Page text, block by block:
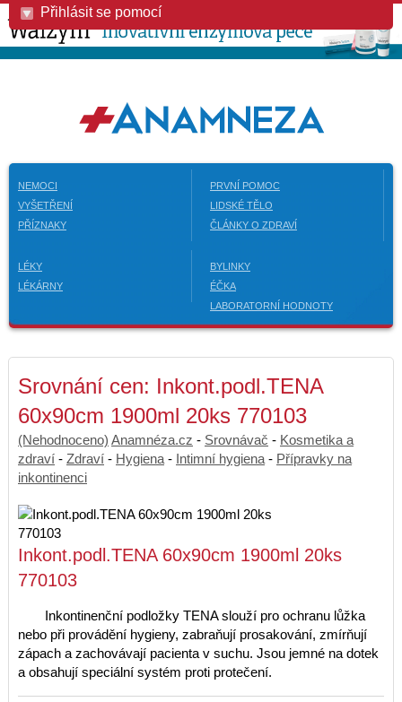
Přihlásit se pomocí
NEMOCI
VYŠETŘENÍ
PŘÍZNAKY
PRVNÍ POMOC
LIDSKÉ TĚLO
ČLÁNKY O ZDRAVÍ
LÉKY
LÉKÁRNY
BYLINKY
ÉČKA
LABORATORNÍ HODNOTY
Srovnání cen: Inkont.podl.TENA
60x90cm 1900ml 20ks 770103
(Nehodnoceno) Anamnéza.cz - Srovnávač - Kosmetika a
zdraví - Zdraví - Hygiena - Intimní hygiena - Přípravky na
inkontinenci
Inkont.podl.TENA 60x90cm 1900ml 20ks
770103
Inkontinenční podložky TENA slouží pro ochranu lůžka
nebo při provádění hygieny, zabraňují prosakování, zmírňují
zápach a zachovávají pacienta v suchu. Jsou jemné na dotek
a obsahují speciální systém proti protečení.